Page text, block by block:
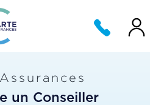
un Conseiller